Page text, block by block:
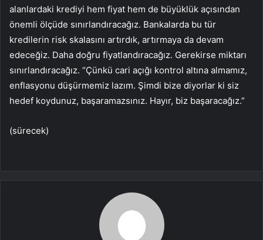
alanlardaki krediyi hem fiyat hem de büyüklük açısından
önemli ölçüde sınırlandıracağız. Bankalarda bu tür
kredilerin risk skalasını artırdık, artırmaya da devam
edeceğiz. Daha doğru fiyatlandıracağız. Gerekirse miktarı
sınırlandıracağız. “Çünkü cari açığı kontrol altına almamız,
enflasyonu düşürmemiz lazım. Şimdi bize diyorlar ki siz
hedef koydunuz, başaramazsınız. Hayır, biz başaracağız.”
(sürecek)